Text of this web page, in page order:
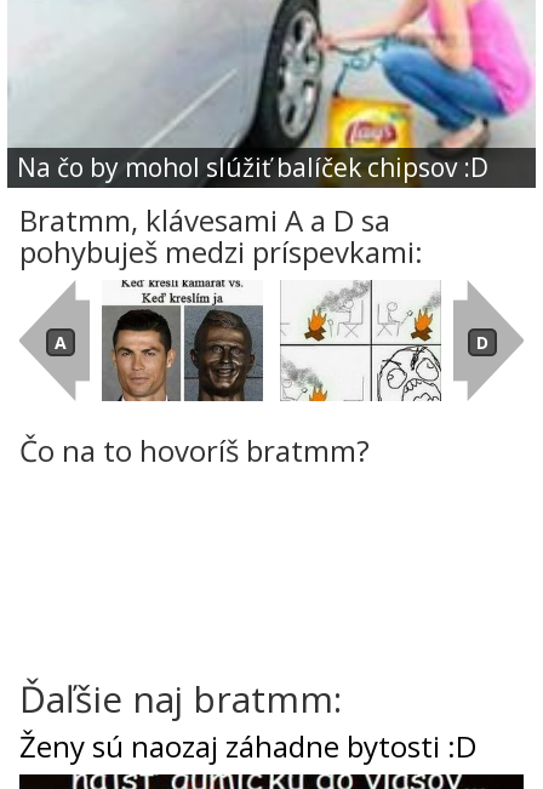
Na čo by mohol slúžiť balíček chipsov :D
Bratmm, klávesami A a D sa
pohybuješ medzi príspevkami:
Čo na to hovoríš bratmm?
Ďaľšie naj bratmm:
Ženy sú naozaj záhadne bytosti :D